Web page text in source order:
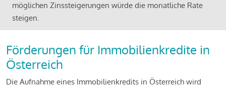
möglichen Zinssteigerungen würde die monatliche Rate
steigen.
Förderungen für Immobilienkredite in
Österreich
Die Aufnahme eines Immobilienkredits in Österreich wird